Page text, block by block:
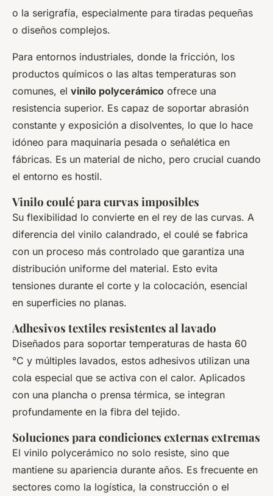
o la serigrafía, especialmente para tiradas pequeñas
o diseños complejos.
Para entornos industriales, donde la fricción, los
productos químicos o las altas temperaturas son
comunes, el vinilo polycerámico ofrece una
resistencia superior. Es capaz de soportar abrasión
constante y exposición a disolventes, lo que lo hace
idóneo para maquinaria pesada o señalética en
fábricas. Es un material de nicho, pero crucial cuando
el entorno es hostil.
Vinilo coulé para curvas imposibles
Su flexibilidad lo convierte en el rey de las curvas. A
diferencia del vinilo calandrado, el coulé se fabrica
con un proceso más controlado que garantiza una
distribución uniforme del material. Esto evita
tensiones durante el corte y la colocación, esencial
en superficies no planas.
Adhesivos textiles resistentes al lavado
Diseñados para soportar temperaturas de hasta 60
°C y múltiples lavados, estos adhesivos utilizan una
cola especial que se activa con el calor. Aplicados
con una plancha o prensa térmica, se integran
profundamente en la fibra del tejido.
Soluciones para condiciones externas extremas
El vinilo polycerámico no solo resiste, sino que
mantiene su apariencia durante años. Es frecuente en
sectores como la logística, la construcción o el